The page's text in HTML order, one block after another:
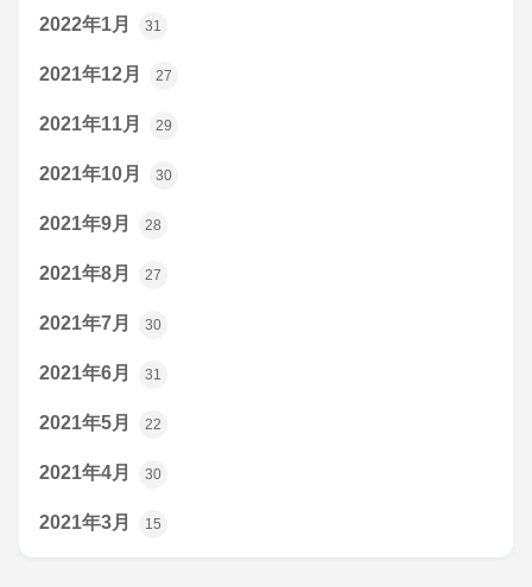
2022年1月 31
2021年12月 27
2021年11月 29
2021年10月 30
2021年9月 28
2021年8月 27
2021年7月 30
2021年6月 31
2021年5月 22
2021年4月 30
2021年3月 15